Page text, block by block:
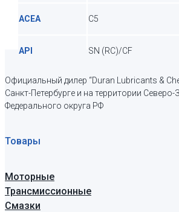
ACEA C5
API SN (RC)/CF
Официальный дилер “Duran Lubricants &
Санкт-Петербурге и на территории Северо-
Федерального округа РФ
Товары
Моторные
Трансмиссионные
Смазки